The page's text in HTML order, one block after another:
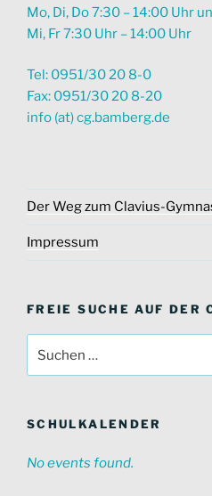
Mo, Di, Do 7:30 – 14:00 Uhr
Mi, Fr 7:30 Uhr – 14:00 Uhr
Tel: 0951/30 20 8-0
Fax: 0951/30 20 8-20
info (at) cg.bamberg.de
Der Weg zum Clavius-
Impressum
FREIE SUCHE AUF DER
nach:
SCHULKALENDER
No events found.